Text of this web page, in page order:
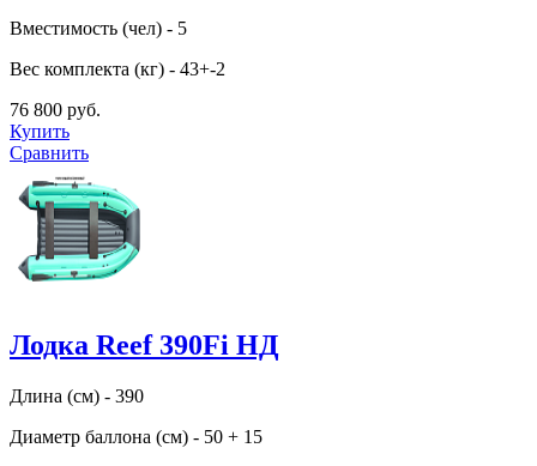
Вместимость (чел) - 5
Вес комплекта (кг) - 43+-2
76 800 руб.
Купить
Сравнить
Лодка Reef 390Fi НД
Длина (см) - 390
Диаметр баллона (см) - 50 + 15